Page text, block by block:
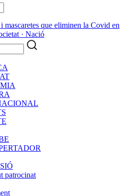
mascaretes que eliminen la Covid en
· Nació
patrocinat